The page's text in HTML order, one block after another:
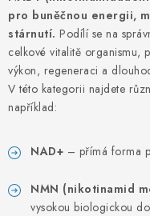
PREHRAMBENI
TEME
AKCIJSKI
DÁRKY PRO ZDRAVÍ
PORADNA
pro buněčnou energii,
stárnutí. Podílí se na
celkové vitalitě organismu,
výkon, regeneraci a
V této kategorii najdete
například:
NAD+ – přímá forma
NMN (nikotinamid
vysokou biologickou